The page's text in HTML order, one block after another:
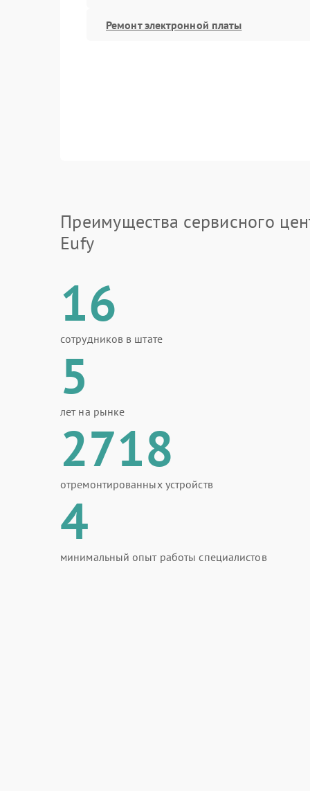
Ремонт электронной платы
Преимущества сервисного
Eufy
16
сотрудников в штате
5
лет на рынке
2718
отремонтированных устройств
4
минимальный опыт работы специалистов